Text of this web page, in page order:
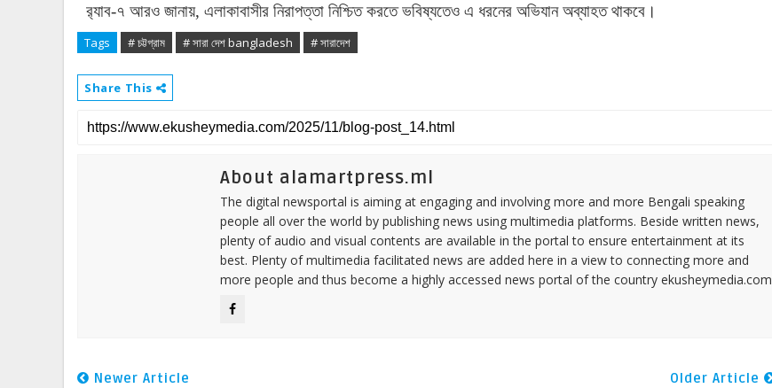
র‌্যাব-৭ আরও জানায়, এলাকাবাসীর নিরাপত্তা নিশ্চিত করতে ভবিষ্যতেও এ ধরনের অভিযান অব্যাহত থাকবে।
Tags # চট্টগ্রাম # সারা দেশ bangladesh # সারাদেশ
Share This
About alamartpress.ml
The digital newsportal is aiming at engaging and involving more and more Bengali speaking
people all over the world by publishing news using multimedia platforms. Beside written news,
plenty of audio and visual contents are available in the portal to ensure entertainment at its
best. Plenty of multimedia facilitated news are added here in a view to connecting more and
more people and thus become a highly accessed news portal of the country ekusheymedia.com
Newer Article Older Article